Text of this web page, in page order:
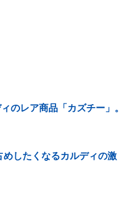
のレア商品「カズチー」。
したくなるカルディの激